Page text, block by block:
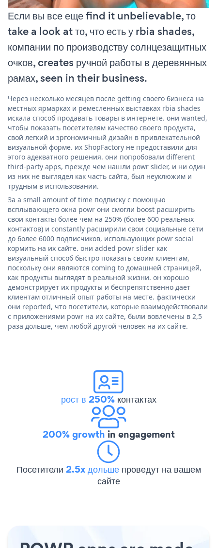
Если вы все еще find it unbelievable, то
take a look at то, что есть у rbia shades,
компании по производству солнцезащитных
очков, creates ручной работы в деревянных
рамах, seen in their business.
Через несколько месяцев после getting своего бизнеса на
местных ярмарках и ремесленных выставках rbia shades
искала способ продавать товары в интернете. они wanted,
чтобы показать посетителям качество своего продукта,
свой легкий и эргономичный дизайн в привлекательной
визуальной форме. их ShopFactory не предоставили для
этого адекватного решения. они попробовали different
third-party apps, прежде чем нашли powr slider, и ни один
из них не выглядел как часть сайта, был неуклюжим и
трудным в использовании.
За a small amount of time подписку с помощью
всплывающего окна powr они смогли boost расширить
свои контакты более чем на 250% (более 600 реальных
контактов) и constantly расширили свои социальные сети
до более 6000 подписчиков, использующих powr social
кормить на их сайте. они added powr slider как
визуальный способ быстро показать своим клиентам,
поскольку они являются coming to домашней страницей,
как продукты выглядят в реальной жизни. он хорошо
демонстрирует их продукты и беспрепятственно дает
клиентам отличный опыт работы на месте. фактически
они reported, что посетители, которые взаимодействовали
с приложениями powr на их сайте, были вовлечены в 2,5
раза дольше, чем любой другой человек на их сайте.
рост в 250%контактах
200% growth in engagement
Посетители 2.5x дольше проведут на вашем
сайте